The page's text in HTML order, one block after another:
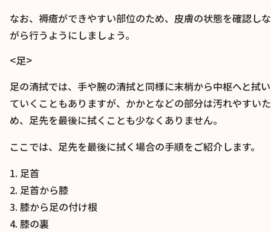
なお、褥瘡ができやすい部位のため、皮膚の状態を確認しな
がら行うようにしましょう。
<足>
足の清拭では、手や腕の清拭と同様に末梢から中枢へと拭い
ていくこともありますが、かかとなどの部分は汚れやすいた
め、足先を最後に拭くことも少なくありません。
ここでは、足先を最後に拭く場合の手順をご紹介します。
1. 足首
2. 足首から膝
3. 膝から足の付け根
4. 膝の裏